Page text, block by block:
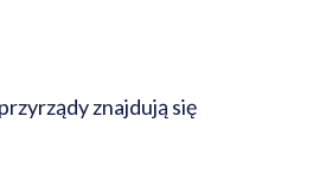
znajdują się